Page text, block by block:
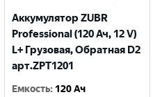
Аккумулятор ZUBR
Professional (120 Ач, 12 V)
L+ Грузовая, Обратная D2
арт.ZPT1201
Емкость: 120 Ач